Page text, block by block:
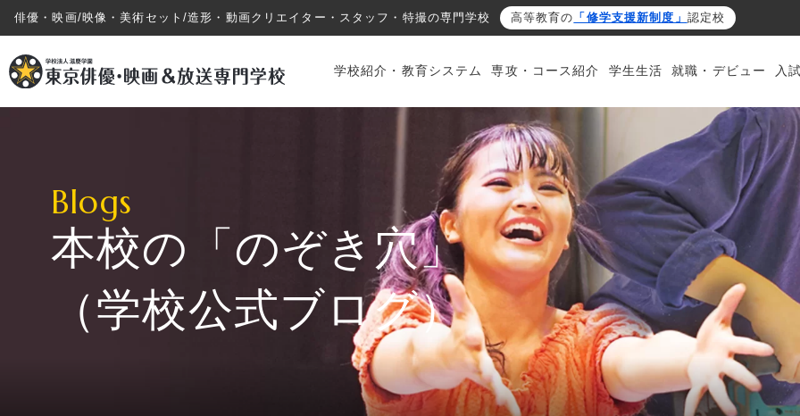
俳優・映画/映像・美術セット/造形・動画クリエイター・スタッフ・特撮の専門学校 高等教育の 「修学支援新制度」 認定校
学校紹介・教育システム 専攻・コース紹介 学生生活 就職・デビュー 入
専攻・コース紹介
Blogs
本校の「のぞき穴」
（学校公式ブログ）